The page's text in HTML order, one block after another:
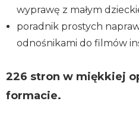
wyprawę z małym
poradnik prostych
odnośnikami do filmów
226 stron w miękkiej
formacie.